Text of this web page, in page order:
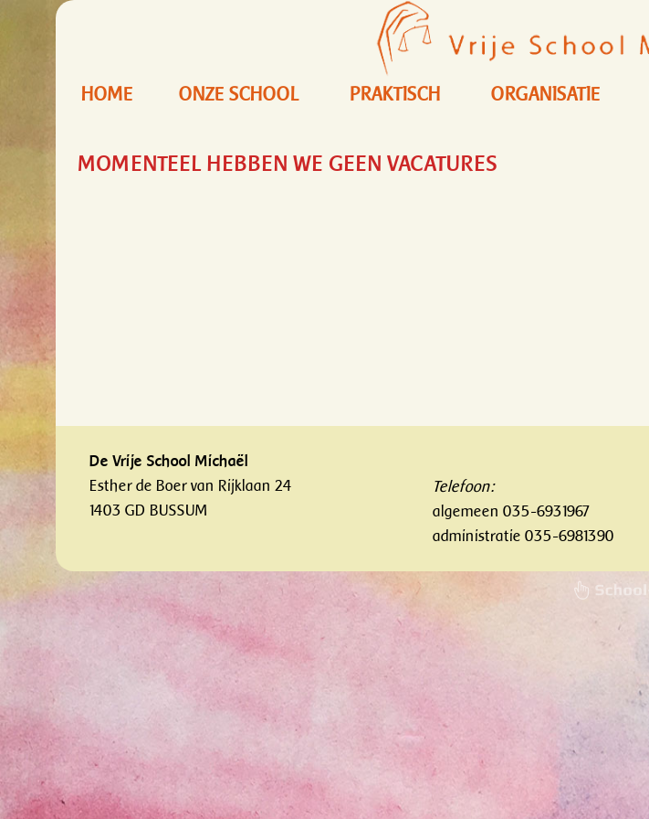
HOME ONZE SCHOOL PRAKTISCH ORGANISATIE
MOMENTEEL HEBBEN WE GEEN VACATURES
De Vrije School Michaël
Esther de Boer van Rijklaan 24
1403 GD BUSSUM
Telefoon:
algemeen 035-6931967
administratie 035-6981390